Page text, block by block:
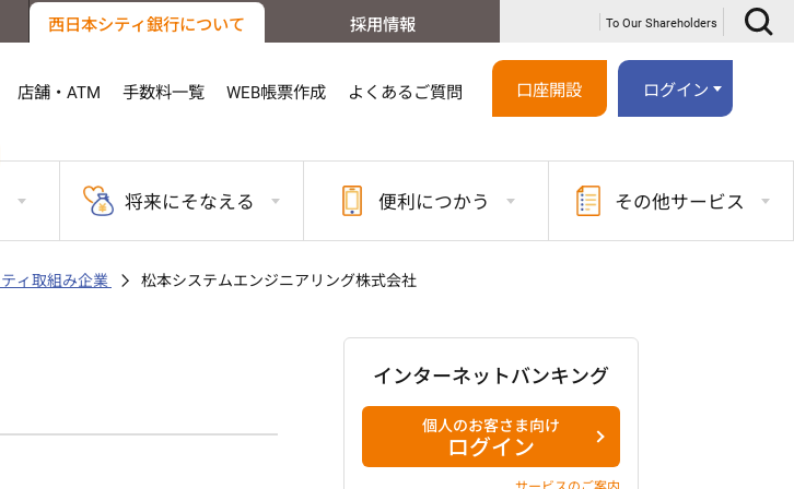
西日本シティ銀行について 採用情報 To Our Shareholders
店舗・ATM 手数料一覧 WEB帳票作成 よくあるご質問 口座開設 ログイン
将来にそなえる 便利につかう その他サービス
ィ取組み企業 松本システムエンジニアリング株式会社
インターネットバンキング
個人のお客さま向け
ログイン